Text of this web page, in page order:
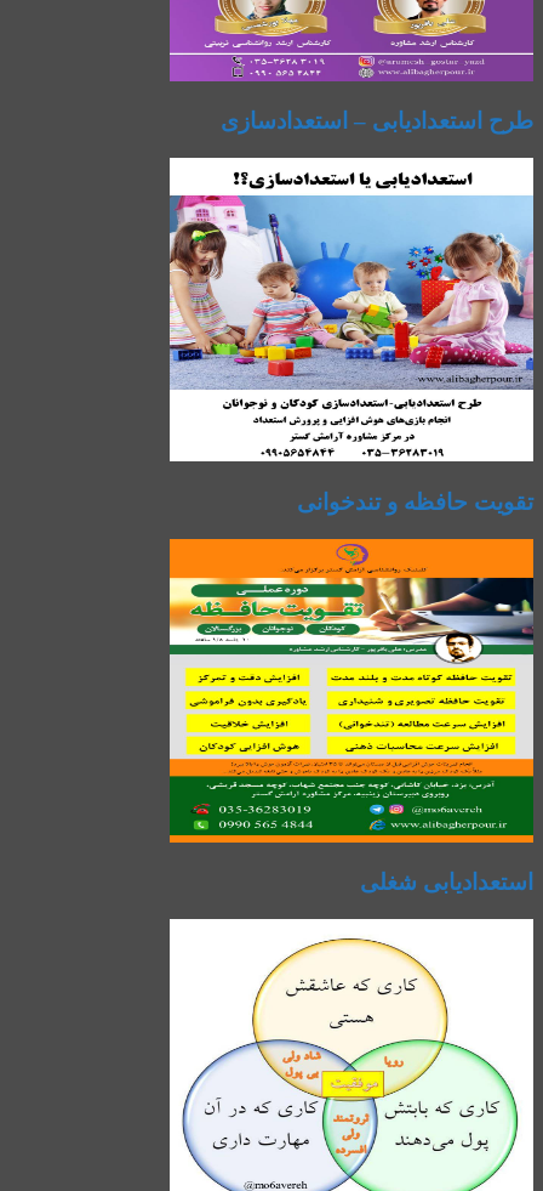
طرح استعدادیابی – استعدادسازی
تقویت حافظه و تندخوانی
استعدادیابی شغلی